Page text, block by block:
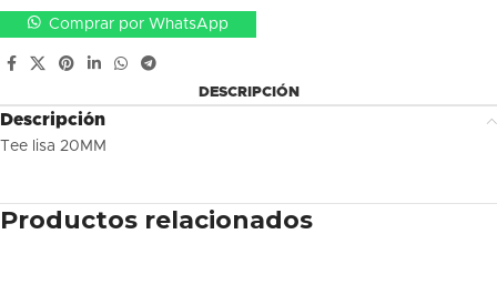
Comprar por WhatsApp
DESCRIPCIÓN
Descripción
Tee lisa 20MM
Productos relacionados